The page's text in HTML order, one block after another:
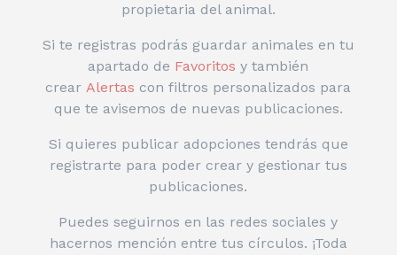
propietaria del animal.
Si te registras podrás guardar animales en tu
apartado de Favoritos y también
crear Alertas con filtros personalizados para
que te avisemos de nuevas publicaciones.
Si quieres publicar adopciones tendrás que
registrarte para poder crear y gestionar tus
publicaciones.
Puedes seguirnos en las redes sociales y
hacernos mención entre tus círculos. ¡Toda